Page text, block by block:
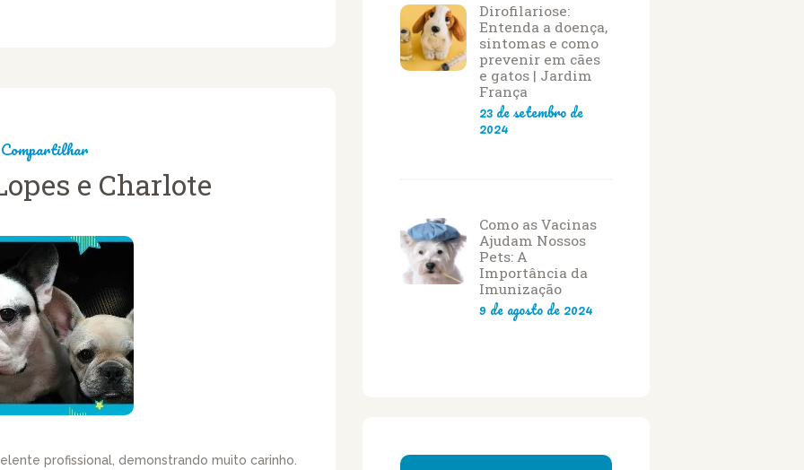
Compartilhar
e Charlote
profissional, demonstrando muito carinho.
Dirofilariose:
Entenda a doença,
sintomas e como
prevenir em cães
e gatos | Jardim
França
23 de setembro de
2024
Como as Vacinas
Ajudam Nossos
Pets: A
Importância da
Imunização
9 de agosto de 2024